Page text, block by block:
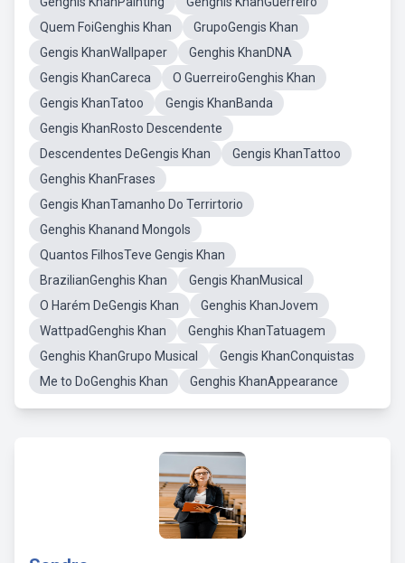
Quem FoiGenghis Khan
GrupoGengis Khan
Gengis KhanWallpaper
Genghis KhanDNA
Gengis KhanCareca
O GuerreiroGenghis Khan
Gengis KhanTatoo
Gengis KhanBanda
Gengis KhanRosto Descendente
Descendentes DeGengis Khan
Gengis KhanTattoo
Genghis KhanFrases
Gengis KhanTamanho Do Terrirtorio
Genghis Khanand Mongols
Quantos FilhosTeve Gengis Khan
BrazilianGenghis Khan
Gengis KhanMusical
O Harém DeGengis Khan
Genghis KhanJovem
WattpadGenghis Khan
Genghis KhanTatuagem
Genghis KhanGrupo Musical
Gengis KhanConquistas
Me to DoGenghis Khan
Genghis KhanAppearance